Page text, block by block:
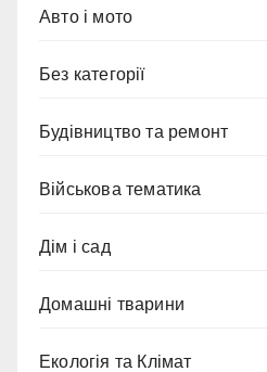
Авто і мото
Без категорії
Будівництво та ремонт
Військова тематика
Дім і сад
Домашні тварини
Екологія та Клімат